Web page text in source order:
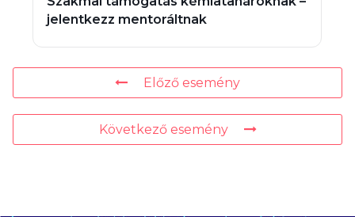
jelentkezz mentoráltnak
Előző esemény
Következő esemény